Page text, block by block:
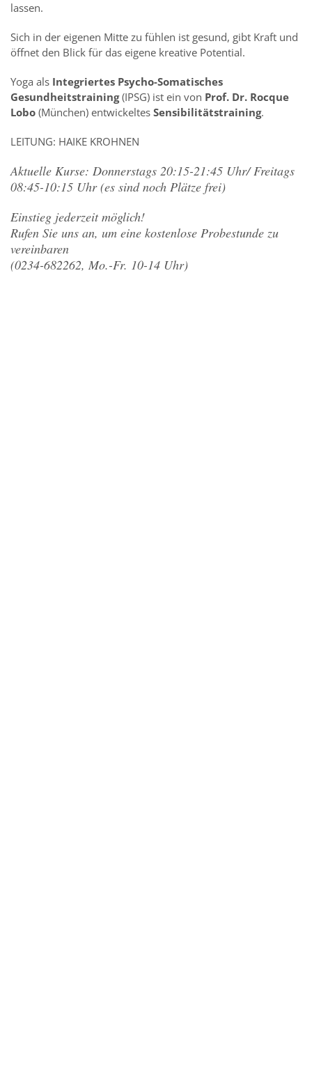
lassen.
Sich in der eigenen Mitte zu fühlen ist gesund, gibt Kraft und
öffnet den Blick für das eigene kreative Potential.
Yoga als Integriertes Psycho-Somatisches
Gesundheitstraining(IPSG) ist ein von Prof. Dr. Rocque
Lobo (München) entwickeltes Sensibilitätstraining.
LEITUNG: HAIKE KROHNEN
Aktuelle Kurse: Donnerstags 20:15-21:45 Uhr/ Freitags
08:45-10:15 Uhr (es sind noch Plätze frei)
Einstieg jederzeit möglich!
Rufen Sie uns an, um eine kostenlose Probestunde zu
vereinbaren
(0234-682262, Mo.-Fr. 10-14 Uhr)